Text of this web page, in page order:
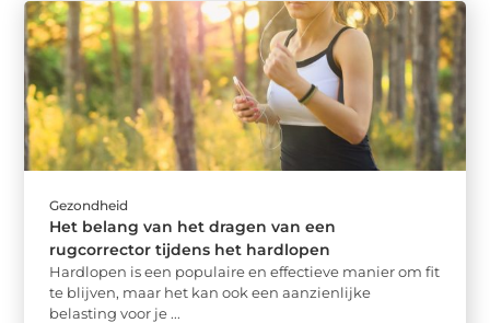
Gezondheid
Het belang van het dragen van een
rugcorrector tijdens het hardlopen
Hardlopen is een populaire en effectieve manier om fit
te blijven, maar het kan ook een aanzienlijke
belasting voor je ...